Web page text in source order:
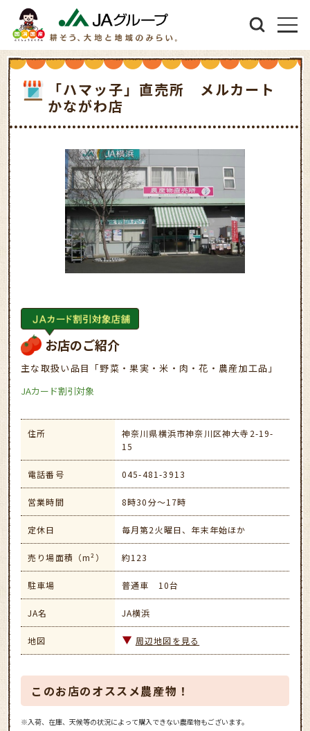
「ハマッ子」直売所 メルカート
かながわ店
お店のご紹介
主な取扱い品目「野菜・果実・米・肉・花・農産加工品」
JAカード割引対象
住所
神奈川県横浜市神奈川区神大寺2-19-
15
電話番号 045-481-3913
営業時間 8時30分～17時
定休日 毎月第2火曜日、年末年始ほか
売り場面積（m²） 約123
駐車場 普通車 10台
JA名 JA横浜
地図 周辺地図を見る
このお店のオススメ農産物！
※入荷、在庫、天候等の状況によって購入できない農産物もございます。